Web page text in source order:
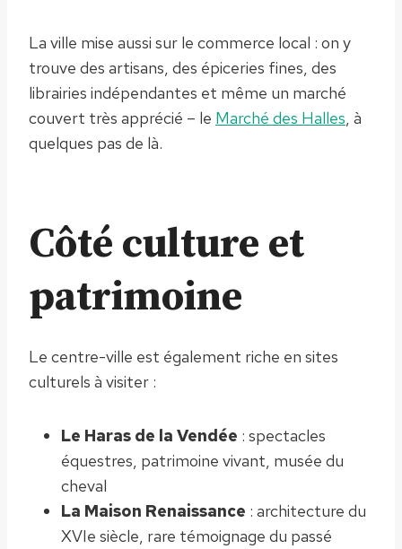
La ville mise aussi sur le commerce local : on y
trouve des artisans, des épiceries fines, des
librairies indépendantes et même un marché
couvert très apprécié – le Marché des Halles, à
quelques pas de là.
Côté culture et
patrimoine
Le centre-ville est également riche en sites
culturels à visiter :
Le Haras de la Vendée : spectacles
équestres, patrimoine vivant, musée du
cheval
La Maison Renaissance : architecture du
XVIe siècle, rare témoignage du passé